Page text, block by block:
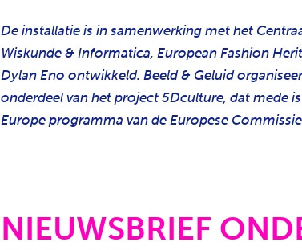
De installatie is in samenwerking met het
Wiskunde & Informatica, European Fashion
Dylan Eno ontwikkeld. Beeld & Geluid
onderdeel van het project 5Dculture, dat mede
Europe programma van de Europese
NIEUWSBRIEF